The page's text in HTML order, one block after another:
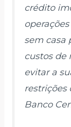
crédito
sem casa
custos de
evitar a
restrições
Banco